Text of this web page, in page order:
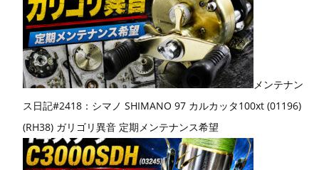
メンテナン
ス日記#2418：シマノ SHIMANO 97 カルカッタ100xt (01196)
(RH38) ガリゴリ異音 定期メンテナンス希望